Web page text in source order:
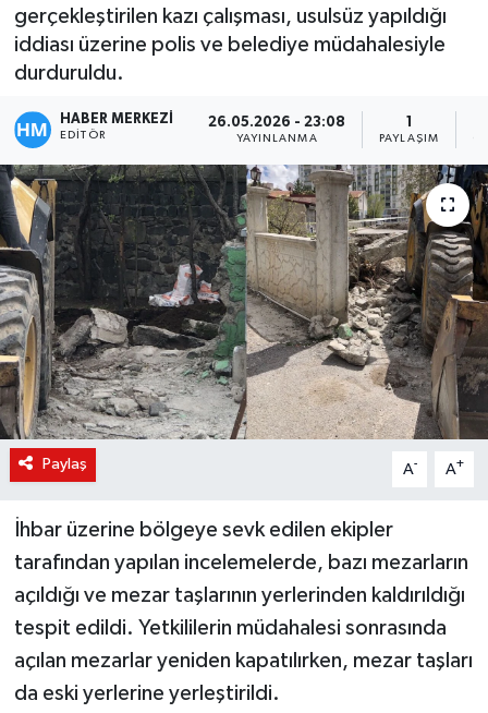
gerçekleştirilen kazı çalışması, usulsüz yapıldığı
iddiası üzerine polis ve belediye müdahalesiyle
durduruldu.
HABER MERKEZİ
EDITÖR
26.05.2026 - 23:08
YAYINLANMA
1
PAYLAŞIM
Paylaş A- A+
İhbar üzerine bölgeye sevk edilen ekipler
tarafından yapılan incelemelerde, bazı mezarların
açıldığı ve mezar taşlarının yerlerinden kaldırıldığı
tespit edildi. Yetkililerin müdahalesi sonrasında
açılan mezarlar yeniden kapatılırken, mezar taşları
da eski yerlerine yerleştirildi.
Emniyet
GENEL
Güncel
KÜLTÜR-SANAT
Magazin
Medya
Politika
Sağlık
Siyaset
Spor
Türkiye
YEREL
Haber Arşivi